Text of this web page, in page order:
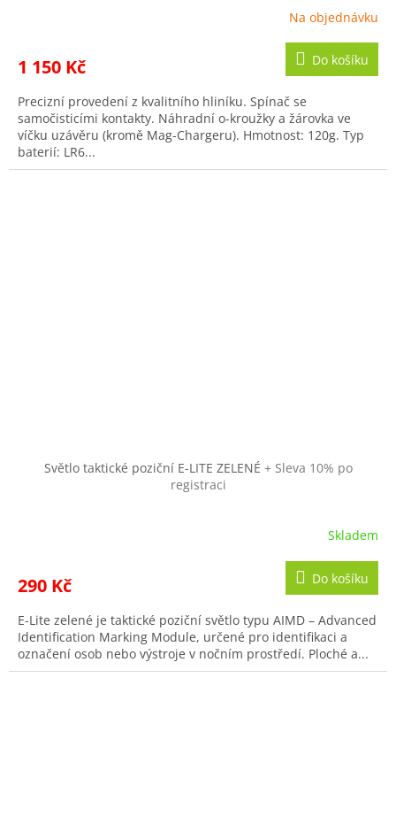
Na objednávku
1 150 Kč Do košíku
Precizní provedení z kvalitního hliníku. Spínač se
samočisticími kontakty. Náhradní o-kroužky a žárovka ve
víčku uzávěru (kromě Mag-Chargeru). Hmotnost: 120g. Typ
baterií: LR6...
Světlo taktické poziční E-LITE ZELENÉ + Sleva 10% po
registraci
je
z
5
hvězdiček.
Skladem
290 Kč Do košíku
E-Lite zelené je taktické poziční světlo typu AIMD – Advanced
Identification Marking Module, určené pro identifikaci a
označení osob nebo výstroje v nočním prostředí. Ploché a...